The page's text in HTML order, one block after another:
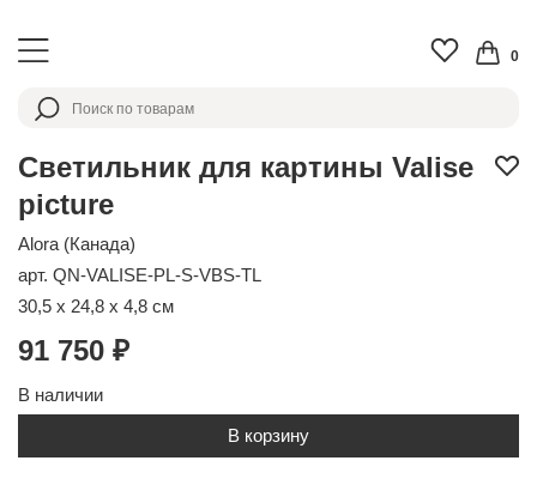
0
Светильник для картины Valise
picture
Alora (Канада)
арт. QN-VALISE-PL-S-VBS-TL
30,5 x 24,8 x 4,8 см
91 750 ₽
В наличии
В корзину